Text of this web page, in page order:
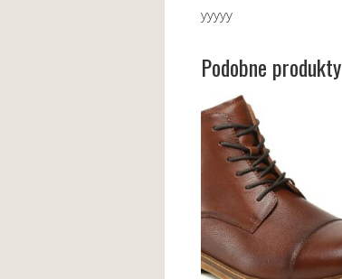
yyyyy
Podobne produkty